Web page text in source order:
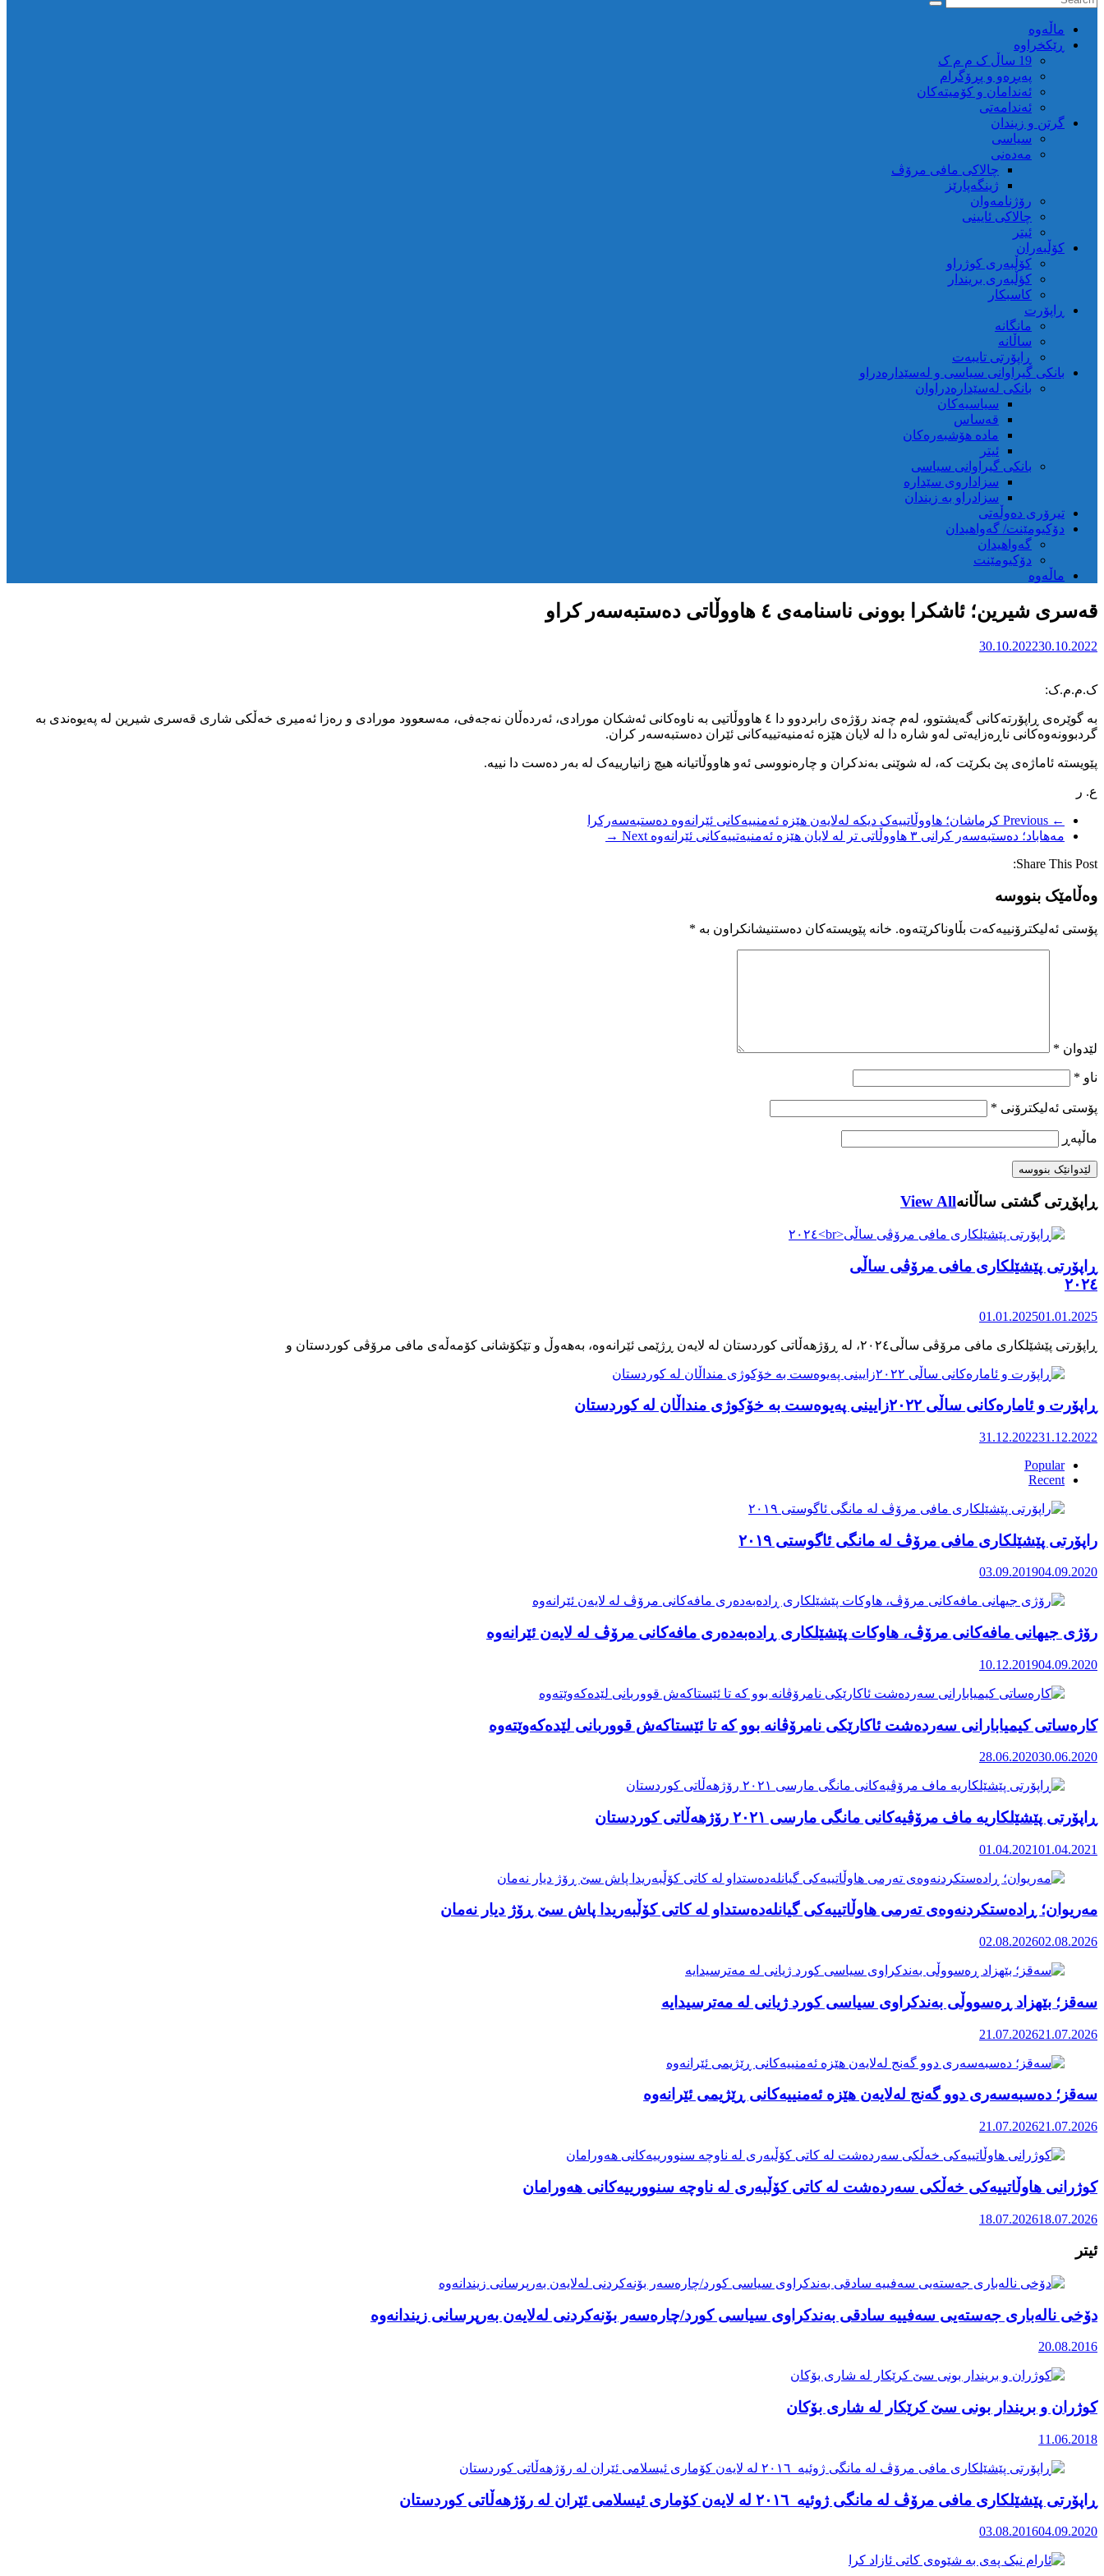
ماڵه‌وه‌
ڕێکخراوە
19 ساڵ ک م م ک
پەیڕەو و پڕۆگرام
ئەندامان و کۆمیتەکان
ئەندامەتی
گرتن و زیندان
سیاسی
مەدەنی
چالاکی مافی مرۆڤ
ژینگەپارێز
رۆژنامەوان
چالاکی ئایینی
ئیتر
کۆڵبەران
کۆڵبەری کوژراو
کؤڵبەری بریندار
کاسبکار
ڕاپۆرت
مانگانە
ساڵانە
ڕاپۆرتی تایبەت
بانکی گیراوانی سیاسی و لەسێدارەدراو
بانکی لەسێدارەدراوان
سیاسیەکان
قەساس
مادە هۆشبەرەکان
ئیتر
بانکی گیراوانی سیاسی
سزاداروی سێدارە
سزادراو بە زیندان
تیرۆری دەوڵەتی
دۆکیومێنت/ گەواهیدان
گەواهیدان
دۆکیومێنت
ماڵەوە
قەسری شیرین؛ ئاشکرا بوونی ناسنامەی ٤ هاووڵاتی دەستبەسەر کراو
30.10.202230.10.2022
ک.م.م.ک:
بە گوێرەی ڕاپۆرتەکانی گەیشتوو، لەم چەند رۆژەی رابردوو دا ٤ هاووڵاتیی بە ناوەکانی ئەشکان مورادی، ئەردەڵان نەجەفی، مەسعوود مورادی و رەزا ئەمیری خەڵکی شاری قەسری شیرین لە پەیوەندی بە
گردبوونەوەکانی ناڕەزایەتی لەو شارە دا لە لایان هێزە ئەمنیەتییەکانی ئێران دەستبەسەر کران.
پێویستە ئاماژەی پێ بکرێت کە، لە شوێنی بەندکران و چارەنووسی ئەو هاووڵاتیانە هیچ زانیارییەک لە بەر دەست دا نییە.
ع. ر
← Previous
کرماشان؛ هاووڵاتییەک دیکە لەلایەن هێزە ئەمنییەکانی ئێرانەوە دەستبەسەرکرا
مەهاباد؛ دەستبەسەر کرانی ٣ هاووڵاتی تر لە لایان هێزە ئەمنیەتییەکانی ئێرانەوە
Next →
Share This Post:
وەڵامێک بنووسە
پۆستی ئەلیکترۆنییەکەت بڵاوناکرێتەوە. خانە پێویستەکان دەستنیشانکراون بە *
لێدوان *
ناو *
پۆستی ئەلیکترۆنی *
ماڵپه‌ڕ
ڕاپۆڕتی گشتی ساڵانهView All
ڕاپۆرتی پێشێلکاری مافی مرۆڤی ساڵی
٢٠٢٤
01.01.202501.01.2025
ڕاپۆرت و ئامارەکانی ساڵی ٢٠٢٢زایینی پەیوەست بە خۆکوژی منداڵان لە کوردستان
31.12.202231.12.2022
Popular
Recent
راپۆرتی پێشێلكاری مافی مرۆڤ له‌ مانگی ئاگوستی ٢٠١٩
03.09.201904.09.2020
رۆژی جیهانی مافەکانی مرۆڤ، هاوکات پێشێلکاری ڕادەبەدەری مافەکانی مرۆڤ لە لایەن ئێرانەوە
10.12.201904.09.2020
کارەساتی کیمیابارانی سەردەشت ئاکارێکی نامرۆڤانە بوو کە تا ئێستاکەش قووربانی لێدەکەوێتەوە
28.06.202030.06.2020
ڕاپۆرتی پێشێلکاریە ماف مرۆڤیەکانی مانگی مارسی ٢٠٢١ رۆژهەڵاتی کوردستان
01.04.202101.04.2021
مەریوان؛ ڕادەستکردنەوەی تەرمی هاوڵاتییەکی گیانلەدەستداو لە کاتی کۆڵبەریدا پاش سێ ڕۆژ دیار نەمان
02.08.202602.08.2026
سەقز؛ بێهزاد ڕەسووڵی بەندکراوی سیاسی کورد ژیانی لە مەترسیدایە
21.07.202621.07.2026
سەقز؛ دەسبەسەری دوو گەنج لەلایەن هێزە ئەمنییەکانی ڕێژیمی ئێرانەوە
21.07.202621.07.2026
کوژرانی هاوڵاتییەکی خەڵکی سەردەشت لە کاتی کۆڵبەری لە ناوچە سنوورییەکانی هەورامان
18.07.202618.07.2026
ئیتر
دۆخی نالەباری جەستەیی سەفییە سادقی بەندکراوی سیاسی کورد/چارەسەر بۆنەکردنی لەلایەن بەرپرسانی زیندانەوە
20.08.2016
کوژران و بریندار بونی سێ کرێکار لە شاری بۆکان
11.06.2018
ڕاپۆرتی پێشێلكاری مافی مرۆڤ له‌ مانگی ژوئیه ۲٠۱٦ لە لایەن کۆماری ئیسلامی ئێران لە رۆژهەڵاتی کوردستان
03.08.201604.09.2020